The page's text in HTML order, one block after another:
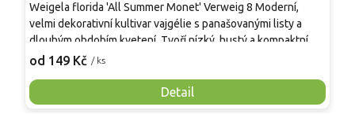
od 149 Kč / ks
Detail
Weigela florida 'All Summer Monet' Verweig 8 Moderní,
velmi dekorativní kultivar vajgélie s panašovanými listy a
dlouhým obdobím kvetení. Tvoří nízký, hustý a kompaktní
keř vysoký asi 0,6–1 m s pravidelným tvarem. Listy jsou
nádechem na mladých výhonech. Kvete opakovaně od
května do léta světle až středně růžovými květy. Je plně